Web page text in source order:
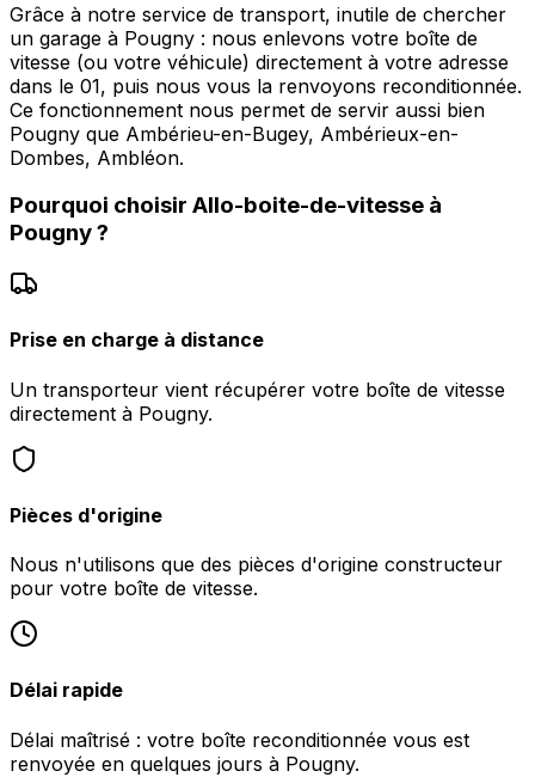
Grâce à notre service de transport, inutile de chercher
un garage à Pougny : nous enlevons votre boîte de
vitesse (ou votre véhicule) directement à votre adresse
dans le 01, puis nous vous la renvoyons reconditionnée.
Ce fonctionnement nous permet de servir aussi bien
Pougny que Ambérieu-en-Bugey, Ambérieux-en-
Dombes, Ambléon.
Pourquoi choisir Allo-boite-de-vitesse à
Pougny?
Prise en charge à distance
Un transporteur vient récupérer votre boîte de vitesse
directement à Pougny.
Pièces d'origine
Nous n'utilisons que des pièces d'origine constructeur
pour votre boîte de vitesse.
Délai rapide
Délai maîtrisé : votre boîte reconditionnée vous est
renvoyée en quelques jours à Pougny.